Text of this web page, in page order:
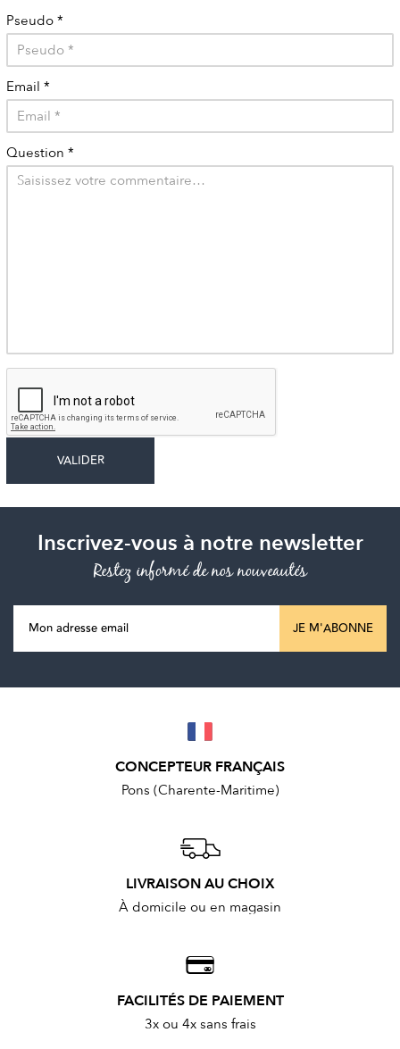
Pseudo *
Email *
Question *
Inscrivez-vous à notre newsletter
Restez informé de nos nouveautés
JE M'ABONNE
CONCEPTEUR FRANÇAIS
Pons (Charente-Maritime)
LIVRAISON AU CHOIX
À domicile ou en magasin
FACILITÉS DE PAIEMENT
3x ou 4x sans frais